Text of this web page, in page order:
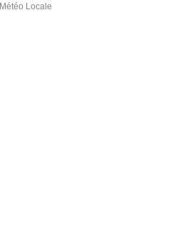
Météo Locale